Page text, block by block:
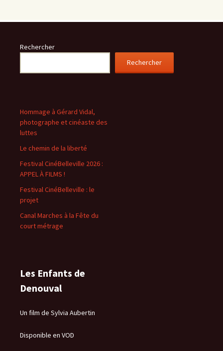
Rechercher
Rechercher
Hommage à Gérard Vidal,
photographe et cinéaste des
luttes
Le chemin de la liberté
Festival CinéBelleville 2026 :
APPEL À FILMS !
Festival CinéBelleville : le
projet
Canal Marches à la Fête du
court métrage
Les Enfants de
Denouval
Un film de Sylvia Aubertin
Disponible en VOD